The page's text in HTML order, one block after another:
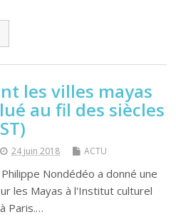
les villes mayas
au fil des siècles
24 juin 2018 ACTU
Philippe Nondédéo a donné une
les Mayas à l'Institut culturel
Paris.…